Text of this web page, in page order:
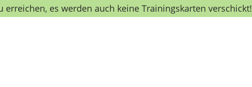
erreichen, es werden auch keine Trainingskarten verschickt!